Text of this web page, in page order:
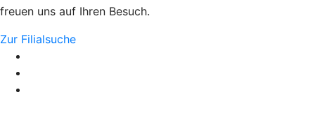
freuen uns auf Ihren Besuch.
Zur Filialsuche